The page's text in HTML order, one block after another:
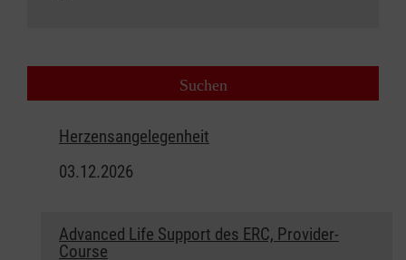
Herzensangelegenheit
03.12.2026
Advanced Life Support des ERC, Provider-
Course